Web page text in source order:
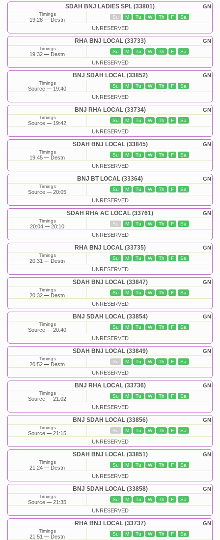
GN
SDAH BNJ LADIES SPL (33801)
Timings
19:28 Destn Su M Tu W Th F Sa
UNRESERVED
GN
RHA BNJ LOCAL (33733)
Timings
19:32 Destn Su M Tu W Th F Sa
UNRESERVED
GN
BNJ SDAH LOCAL (33852)
Timings
Source 19:40 Su M Tu W Th F Sa
UNRESERVED
GN
BNJ RHA LOCAL (33734)
Timings
Source 19:42 Su M Tu W Th F Sa
UNRESERVED
GN
SDAH BNJ LOCAL (33845)
Timings
19:45 Destn Su M Tu W Th F Sa
UNRESERVED
GN
BNJ BT LOCAL (33364)
Timings
Source 20:05 Su M Tu W Th F Sa
UNRESERVED
GN
SDAH RHA AC LOCAL (33761)
Timings
20:04 20:10 Su M Tu W Th F Sa
UNRESERVED
GN
RHA BNJ LOCAL (33735)
Timings
20:31 Destn Su M Tu W Th F Sa
UNRESERVED
GN
SDAH BNJ LOCAL (33847)
Timings
20:32 Destn Su M Tu W Th F Sa
UNRESERVED
GN
BNJ SDAH LOCAL (33854)
Timings
Source 20:40 Su M Tu W Th F Sa
UNRESERVED
GN
SDAH BNJ LOCAL (33849)
Timings
20:52 Destn Su M Tu W Th F Sa
UNRESERVED
GN
BNJ RHA LOCAL (33736)
Timings
Source 21:02 Su M Tu W Th F Sa
UNRESERVED
GN
BNJ SDAH LOCAL (33856)
Timings
Source 21:15 Su M Tu W Th F Sa
UNRESERVED
GN
SDAH BNJ LOCAL (33851)
Timings
21:24 Destn Su M Tu W Th F Sa
UNRESERVED
GN
BNJ SDAH LOCAL (33858)
Timings
Source 21:35 Su M Tu W Th F Sa
UNRESERVED
GN
RHA BNJ LOCAL (33737)
Timings
21:51 Destn Su M Tu W Th F Sa